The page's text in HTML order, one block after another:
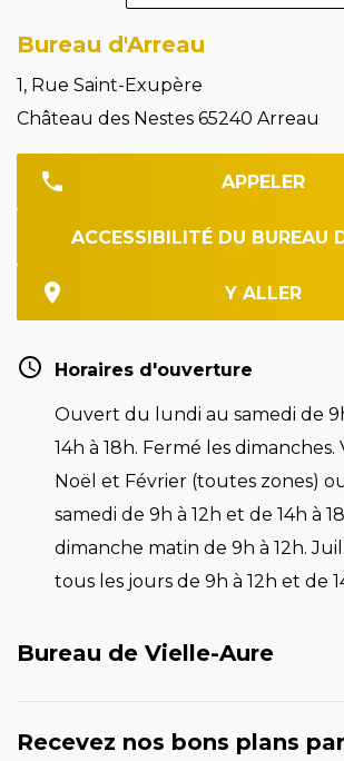
Bureau d'Arreau
1, Rue Saint-Exupère
Château des Nestes 65240 Arreau
APPELER
ACCESSIBILITÉ DU BUREAU
Y ALLER
Horaires d'ouverture
Ouvert du lundi au samedi de
14h à 18h. Fermé les dimanches.
Noël et Février (toutes zones)
samedi de 9h à 12h et de 14h à
dimanche matin de 9h à 12h.
tous les jours de 9h à 12h et de
Bureau de Vielle-Aure
Recevez nos bons plans